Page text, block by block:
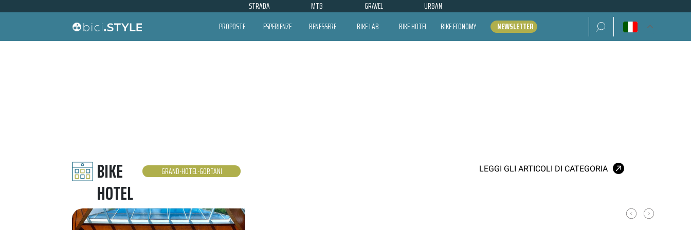
STRADA MTB GRAVEL URBAN
Navigazione principale PROPOSTE ESPERIENZE BENESSERE BIKE LAB BIKE HOTEL BIKE ECONOMY NEWSLETTER Ricerca per:
BIKE
HOTEL
GRAND-HOTEL-GORTANI LEGGI GLI ARTICOLI DI CATEGORIA